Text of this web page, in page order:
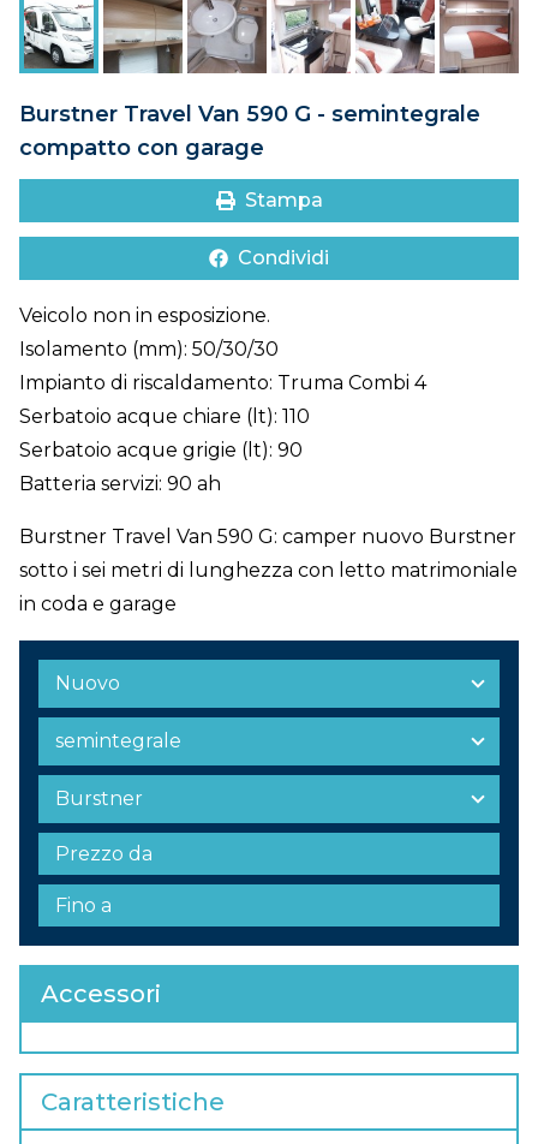
DOVE SIAMO
CONTATTI
Burstner Travel Van 590 G - semintegrale
compatto con garage
Stampa
Condividi
Veicolo non in esposizione.
Isolamento (mm): 50/30/30
Impianto di riscaldamento: Truma Combi 4
Serbatoio acque chiare (lt): 110
Serbatoio acque grigie (lt): 90
Batteria servizi: 90 ah
Burstner Travel Van 590 G: camper nuovo Burstner
sotto i sei metri di lunghezza con letto matrimoniale
in coda e garage
Accessori
Caratteristiche